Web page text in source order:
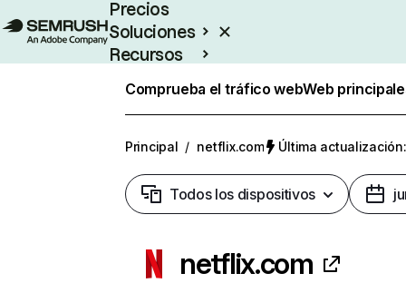
Precios
Soluciones
Recursos
Comprueba el tráfico webWeb
Principal / netflix.com Última
Todos los dispositivos
netflix.com